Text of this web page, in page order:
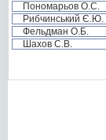
Пономарьов О.С.
Рибчинський Є.Ю.
Фельдман О.Б.
Шахов С.В.